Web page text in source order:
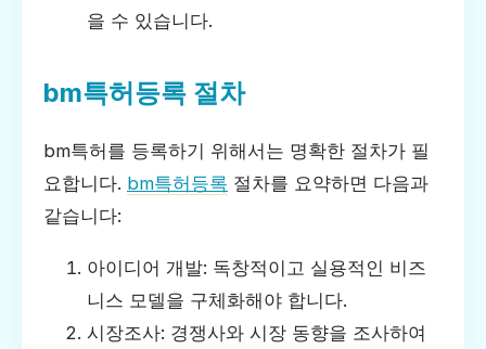
을 수 있습니다.
bm특허등록 절차
bm특허를 등록하기 위해서는 명확한 절차가 필
요합니다. bm특허등록 절차를 요약하면 다음과
같습니다:
아이디어 개발: 독창적이고 실용적인 비즈
니스 모델을 구체화해야 합니다.
시장조사: 경쟁사와 시장 동향을 조사하여